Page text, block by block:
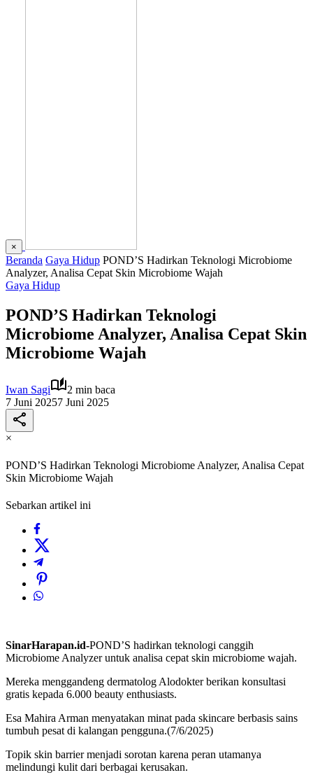
×
Beranda Gaya Hidup POND’S Hadirkan Teknologi Microbiome
Analyzer, Analisa Cepat Skin Microbiome Wajah
Gaya Hidup
POND’S Hadirkan Teknologi
Microbiome Analyzer, Analisa Cepat Skin
Microbiome Wajah
Iwan Sagi
2 min baca
7 Juni 20257 Juni 2025
×
POND’S Hadirkan Teknologi Microbiome Analyzer, Analisa Cepat
Skin Microbiome Wajah
Sebarkan artikel ini
SinarHarapan.id-POND’S hadirkan teknologi canggih
Microbiome Analyzer untuk analisa cepat skin microbiome wajah.
Mereka menggandeng dermatolog Alodokter berikan konsultasi
gratis kepada 6.000 beauty enthusiasts.
Esa Mahira Arman menyatakan minat pada skincare berbasis sains
tumbuh pesat di kalangan pengguna.(7/6/2025)
Topik skin barrier menjadi sorotan karena peran utamanya
melindungi kulit dari berbagai kerusakan.